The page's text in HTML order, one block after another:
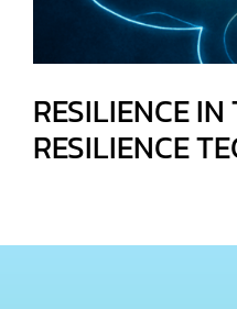
RESILIENCE
RESILIENCE